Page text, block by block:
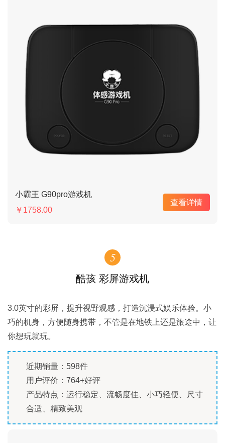
小霸王 G90pro游戏机
￥1758.00
查看详情
5
酷孩 彩屏游戏机
3.0英寸的彩屏，提升视野观感，打造沉浸式娱乐体验。小
巧的机身，方便随身携带，不管是在地铁上还是旅途中，让
你想玩就玩。
近期销量：598件
用户评价：764+好评
产品特点：运行稳定、流畅度佳、小巧轻便、尺寸
合适、精致美观